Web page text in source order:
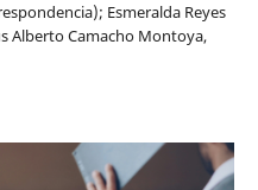
Esmeralda Reyes
Alberto Camacho Montoya,